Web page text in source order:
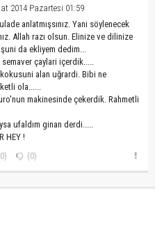
2014 Pazartesi 01:59
anlatmışsınız. Yani söylenecek
Allah razı olsun. Elinize ve dilinize
şuni da ekliyem dedim...
semaver çaylari içerdik.....
alan uğrardi. Bibi ne
ola......
makinesinde çekerdik. Rahmetli
ufaldım ginan derdi.....
HEY !
(0)